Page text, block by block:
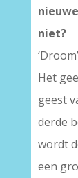
niet?
Het
geest
derde
wordt
een